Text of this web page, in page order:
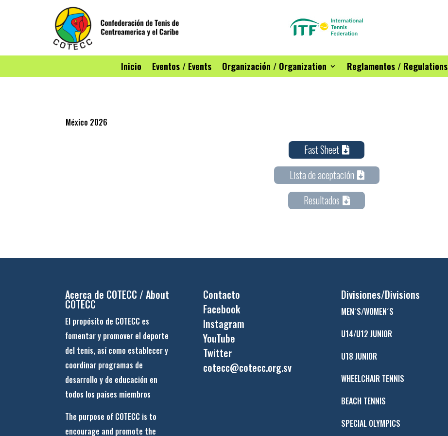
Inicio Eventos / Events Organización / Organization Reglamentos / Regulations
México 2026
Fast Sheet
Lista de aceptación
Resultados
Acerca de COTECC / About
COTECC
El propósito de COTECC es
fomentar y promover el deporte
del tenis, así como establecer y
coordinar programas de
desarrollo y de educación en
todos los países miembros
The purpose of COTECC is to
encourage and promote the
Contacto
Facebook
Instagram
YouTube
Twitter
cotecc@cotecc.org.sv
Divisiones/Divisions
MEN´S/WOMEN´S
U14/U12 JUNIOR
U18 JUNIOR
WHEELCHAIR TENNIS
BEACH TENNIS
SPECIAL OLYMPICS